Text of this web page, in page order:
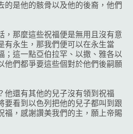
的是他的骸骨以及他的後裔，他們
，那麼這些祝福便是無用且沒有意
有永生，那我們便可以在永生當
；這一點亞伯拉罕、以撒、雅各以
他們都爭要這些個對於他們後嗣願
他還有其他的兒子沒有領到祝福
要看到以色列把他的兒子都叫到跟
福，感謝讚美我們的主，願上帝賜